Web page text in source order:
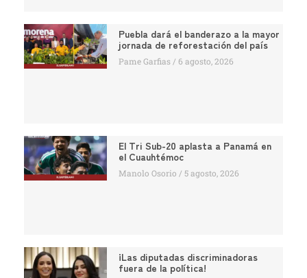
Puebla dará el banderazo a la mayor
jornada de reforestación del país
Pame Garfias 6 agosto, 2026
El Tri Sub-20 aplasta a Panamá en
el Cuauhtémoc
Manolo Osorio 5 agosto, 2026
¡Las diputadas discriminadoras
fuera de la política!